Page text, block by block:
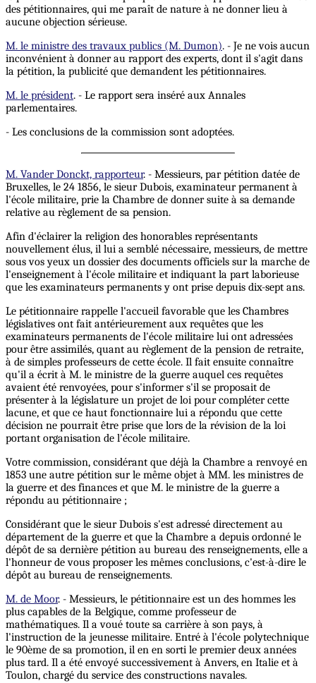
des pétitionnaires, qui me paraît de nature à ne donner lieu à
aucune objection sérieuse.
M. le ministre des travaux publics (M. Dumon). - Je ne vois aucun
inconvénient à donner au rapport des experts, dont il s'agit dans
la pétition, la publicité que demandent les pétitionnaires.
M. le président. - Le rapport sera inséré aux Annales
parlementaires.
- Les conclusions de la commission sont adoptées.
M. Vander Donckt, rapporteur. - Messieurs, par pétition datée de
Bruxelles, le 24 1856, le sieur Dubois, examinateur permanent à
l'école militaire, prie la Chambre de donner suite à sa demande
relative au règlement de sa pension.
Afin d'éclairer la religion des honorables représentants
nouvellement élus, il lui a semblé nécessaire, messieurs, de mettre
sous vos yeux un dossier des documents officiels sur la marche de
l'enseignement à l'école militaire et indiquant la part laborieuse
que les examinateurs permanents y ont prise depuis dix-sept ans.
Le pétitionnaire rappelle l'accueil favorable que les Chambres
législatives ont fait antérieurement aux requêtes que les
examinateurs permanents de l'école militaire lui ont adressées
pour être assimilés, quant au règlement de la pension de retraite,
à de simples professeurs de cette école. Il fait ensuite connaître
qu'il a écrit à M. le ministre de la guerre auquel ces requêtes
avaient été renvoyées, pour s'informer s'il se proposait de
présenter à la législature un projet de loi pour compléter cette
lacune, et que ce haut fonctionnaire lui a répondu que cette
décision ne pourrait être prise que lors de la révision de la loi
portant organisation de l'école militaire.
Votre commission, considérant que déjà la Chambre a renvoyé en
1853 une autre pétition sur le même objet à MM. les ministres de
la guerre et des finances et que M. le ministre de la guerre a
répondu au pétitionnaire ;
Considérant que le sieur Dubois s'est adressé directement au
département de la guerre et que la Chambre a depuis ordonné le
dépôt de sa dernière pétition au bureau des renseignements, elle a
l'honneur de vous proposer les mêmes conclusions, c'est-à-dire le
dépôt au bureau de renseignements.
M. de Moor. - Messieurs, le pétitionnaire est un des hommes les
plus capables de la Belgique, comme professeur de
mathématiques. Il a voué toute sa carrière à son pays, à
l'instruction de la jeunesse militaire. Entré à l'école polytechnique
le 90ème de sa promotion, il en en sorti le premier deux années
plus tard. Il a été envoyé successivement à Anvers, en Italie et à
Toulon, chargé du service des constructions navales.